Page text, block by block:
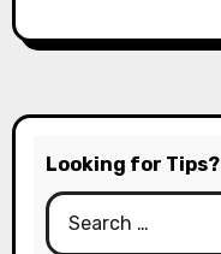
Looking for Tips?